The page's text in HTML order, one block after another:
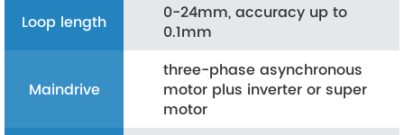
Loop length
0-24mm, accuracy up to
0.1mm
Maindrive
three-phase asynchronous
motor plus inverter or super
motor